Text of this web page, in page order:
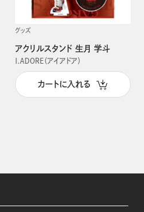
グッズ
アクリルスタンド 生月 学斗
I.ADORE（アイアドア）
カートに入れる